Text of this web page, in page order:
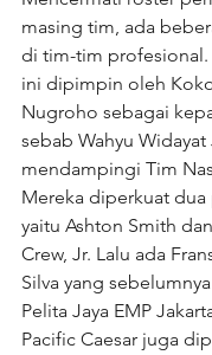
masing tim, ada
di tim-tim profesional.
ini dipimpin oleh
Nugroho sebagai
sebab Wahyu Widayat
mendampingi Tim
Mereka diperkuat dua
yaitu Ashton Smith
Crew, Jr. Lalu ada
Silva yang
Pelita Jaya EMP
Pacific Caesar juga